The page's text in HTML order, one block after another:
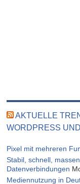
AKTUELLE
WORDPRESS
Pixel mit mehreren
Stabil, schnell,
Datenverbindungen
Mediennutzung in